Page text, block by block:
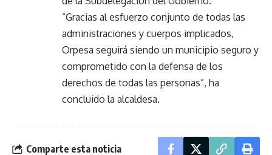
“Gracias al esfuerzo conjunto de todas las
administraciones y cuerpos implicados,
Orpesa seguirá siendo un municipio seguro y
comprometido con la defensa de los
derechos de todas las personas”, ha
concluido la alcaldesa.
Comparte esta noticia